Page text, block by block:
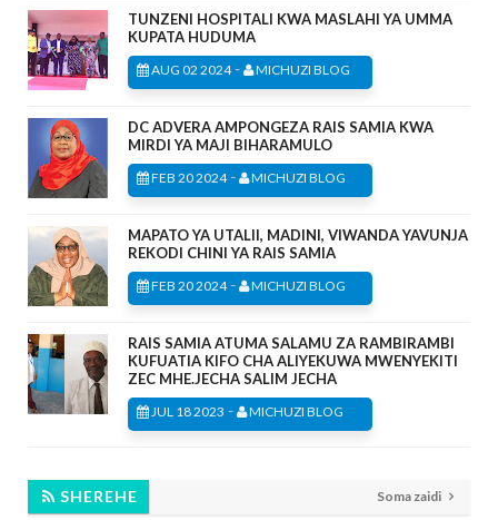
TUNZENI HOSPITALI KWA MASLAHI YA UMMA
KUPATA HUDUMA
AUG 02 2024- MICHUZI BLOG
DC ADVERA AMPONGEZA RAIS SAMIA KWA
MIRDI YA MAJI BIHARAMULO
FEB 20 2024- MICHUZI BLOG
MAPATO YA UTALII, MADINI, VIWANDA YAVUNJA
REKODI CHINI YA RAIS SAMIA
FEB 20 2024- MICHUZI BLOG
RAIS SAMIA ATUMA SALAMU ZA RAMBIRAMBI
KUFUATIA KIFO CHA ALIYEKUWA MWENYEKITI
ZEC MHE.JECHA SALIM JECHA
JUL 18 2023 - MICHUZI BLOG
SHEREHE Soma zaidi